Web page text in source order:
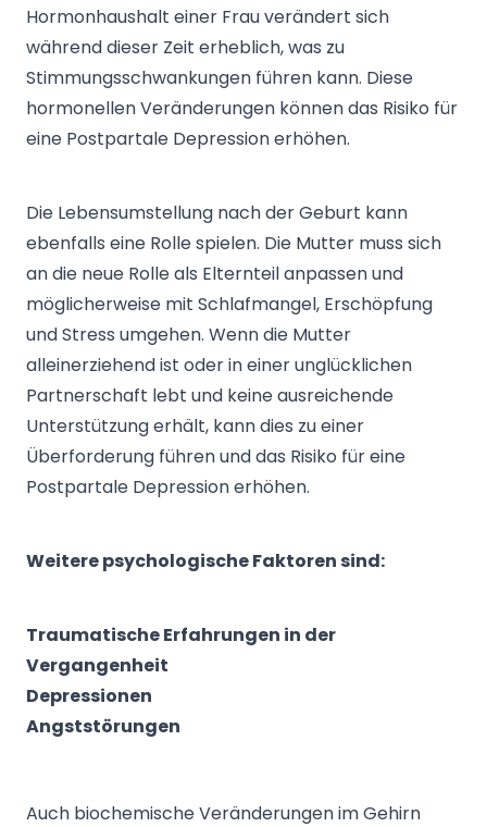
Hormonhaushalt einer Frau verändert sich
während dieser Zeit erheblich, was zu
Stimmungsschwankungen führen kann. Diese
hormonellen Veränderungen können das Risiko für
eine Postpartale Depression erhöhen.
Die Lebensumstellung nach der Geburt kann
ebenfalls eine Rolle spielen. Die Mutter muss sich
an die neue Rolle als Elternteil anpassen und
möglicherweise mit Schlafmangel, Erschöpfung
und Stress umgehen. Wenn die Mutter
alleinerziehend ist oder in einer unglücklichen
Partnerschaft lebt und keine ausreichende
Unterstützung erhält, kann dies zu einer
Überforderung führen und das Risiko für eine
Postpartale Depression erhöhen.
Weitere psychologische Faktoren sind:
Traumatische Erfahrungen in der
Vergangenheit
Depressionen
Angststörungen
Auch biochemische Veränderungen im Gehirn